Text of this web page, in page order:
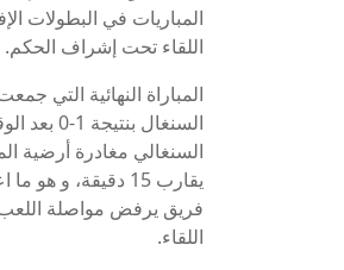
المباريات في البطولات
اللقاء تحت إشراف الحكم.
السنغالي مغادرة أرضية
يقارب 15 دقيقة،
فريق يرفض مواصلة اللعب
اللقاء.